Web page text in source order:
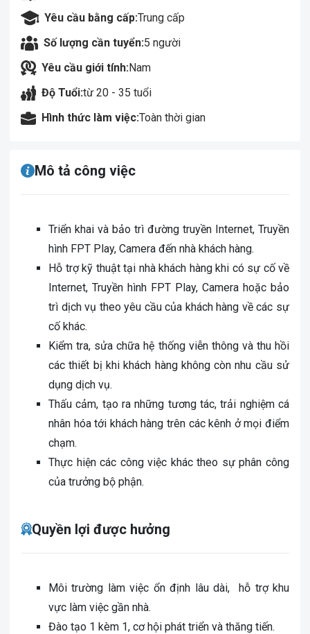
Yêu cầu bằng cấp:Trung cấp
Số lượng cần tuyển:5 người
Yêu cầu giới tính:Nam
Độ Tuổi:từ 20 - 35 tuổi
Hình thức làm việc:Toàn thời gian
Mô tả công việc
Triển khai và bảo trì đường truyền Internet, Truyền
hình FPT Play, Camera đến nhà khách hàng.
Hỗ trợ kỹ thuật tại nhà khách hàng khi có sự cố về
Internet, Truyền hình FPT Play, Camera hoặc bảo
trì dịch vụ theo yêu cầu của khách hàng về các sự
cố khác.
Kiểm tra, sửa chữa hệ thống viễn thông và thu hồi
các thiết bị khi khách hàng không còn nhu cầu sử
dụng dịch vụ.
Thấu cảm, tạo ra những tương tác, trải nghiệm cá
nhân hóa tới khách hàng trên các kênh ở mọi điểm
chạm.
Thực hiện các công việc khác theo sự phân công
của trưởng bộ phận.
Quyền lợi được hưởng
Môi trường làm việc ổn định lâu dài, hỗ trợ khu
vực làm việc gần nhà.
Đào tạo 1 kèm 1, cơ hội phát triển và thăng tiến.